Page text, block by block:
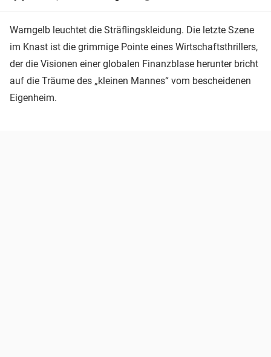
Warngelb leuchtet die Sträflingskleidung. Die letzte Szene
im Knast ist die grimmige Pointe eines Wirtschaftsthrillers,
der die Visionen einer globalen Finanzblase herunter bricht
auf die Träume des „kleinen Mannes“ vom bescheidenen
Eigenheim.